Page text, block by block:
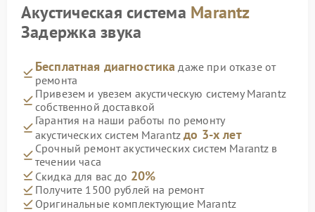
Акустическая система Marantz
Задержка звука
Бесплатная диагностика даже при отказе от
ремонта
Привезем и увезем акустическую систему Marantz
собственной доставкой
Гарантия на наши работы по ремонту
акустических систем Marantzдо 3-х лет
Срочный ремонт акустических систем Marantz в
течении часа
Скидка для вас до 20%
Получите 1500 рублей на ремонт
Оригинальные комплектующие Marantz